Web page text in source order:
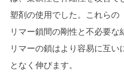
塑剤の使用でした。これらの
リマー鎖間の剛性と不必要な
リマーの鎖はより容易に互い
となく伸びます。